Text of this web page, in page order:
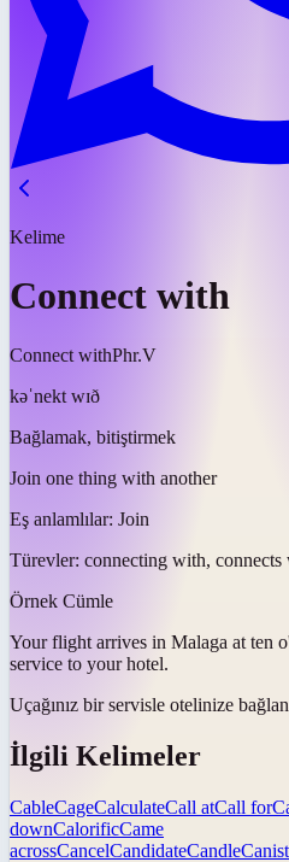
Kelime
Connect with
Connect withPhr.V
kəˈnekt wɪð
Bağlamak, bitiştirmek
Join one thing with another
Eş anlamlılar: Join
Türevler: connecting with,
Örnek Cümle
Your flight arrives in Malaga at ten
service to your hotel.
Uçağınız bir servisle otelinize
İlgili Kelimeler
CableCageCalculateCall atCall for
downCalorificCame
acrossCancelCandidateCandle